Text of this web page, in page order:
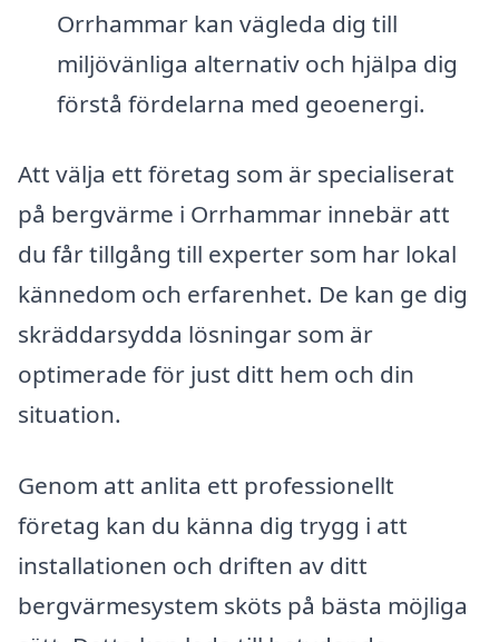
Orrhammar kan vägleda dig till
miljövänliga alternativ och hjälpa dig
förstå fördelarna med geoenergi.
Att välja ett företag som är specialiserat
på bergvärme i Orrhammar innebär att
du får tillgång till experter som har lokal
kännedom och erfarenhet. De kan ge dig
skräddarsydda lösningar som är
optimerade för just ditt hem och din
situation.
Genom att anlita ett professionellt
företag kan du känna dig trygg i att
installationen och driften av ditt
bergvärmesystem sköts på bästa möjliga